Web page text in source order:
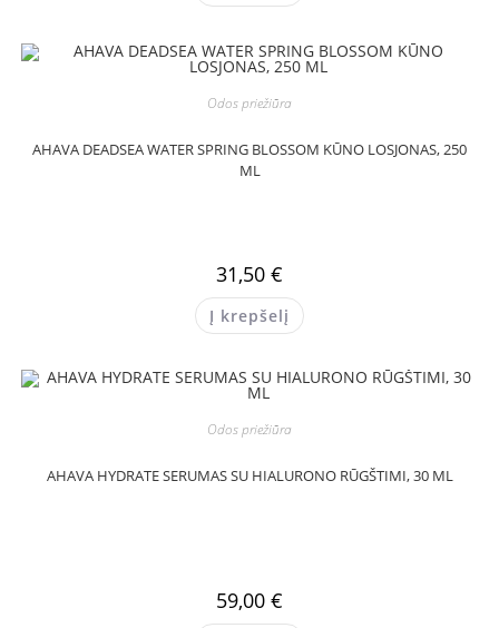
Odos priežiūra
AHAVA DEADSEA WATER SPRING BLOSSOM KŪNO LOSJONAS, 250
ML
31,50 €
Į krepšelį
Odos priežiūra
AHAVA HYDRATE SERUMAS SU HIALURONO RŪGŠTIMI, 30 ML
59,00 €